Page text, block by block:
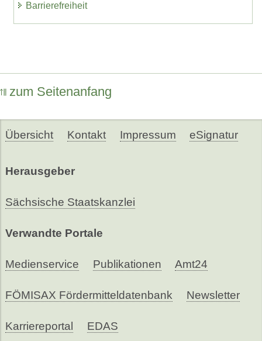
Barrierefreiheit
zum Seitenanfang
Übersicht Kontakt Impressum eSignatur
Herausgeber
Sächsische Staatskanzlei
Verwandte Portale
Medienservice Publikationen Amt24
FÖMISAX Fördermitteldatenbank Newsletter
Karriereportal EDAS